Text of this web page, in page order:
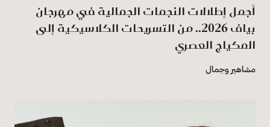
أجمل إطلالات النجمات الجمالية في مهرجان
بياف 2026.. من التسريحات الكلاسيكية إلى
المكياج العصري
مشاهير وجمال